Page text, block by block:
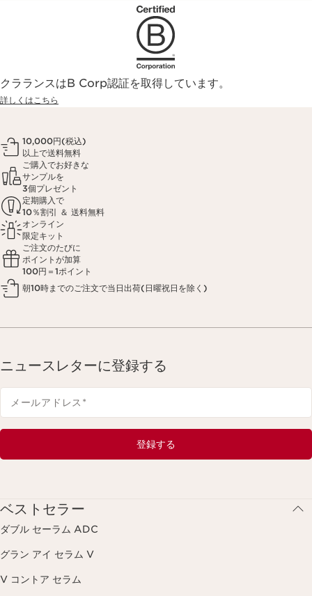
クラランスはB Corp認証を取得しています。
詳しくはこちら
10,000円(税込)
以上で送料無料
ご購入でお好きな
サンプルを
3個プレゼント
定期購入で
10％割引 ＆ 送料無料
オンライン
限定キット
ご注文のたびに
ポイントが加算
100円＝1ポイント
朝10時までのご注文で当日出荷(日曜祝日を除く)
ニュースレターに登録する
メールアドレス *
登録する
ベストセラー
ダブル セーラム ADC
グラン アイ セラム V
V コントア セラム